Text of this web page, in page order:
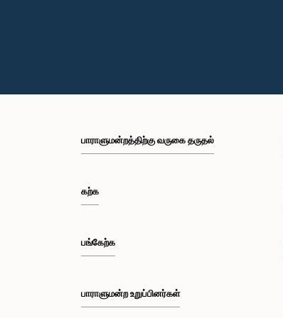
பாராளுமன்றத்திற்கு வருகை தருதல்
கற்க
பங்கேற்க
பாராளுமன்ற உறுப்பினர்கள்